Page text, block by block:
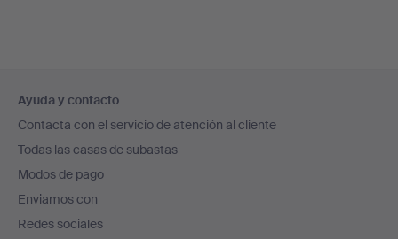
en
el
pie
de
página
Ayuda y contacto
Contacta con el servicio de atención al cliente
Todas las casas de subastas
Modos de pago
Enviamos con
Redes sociales